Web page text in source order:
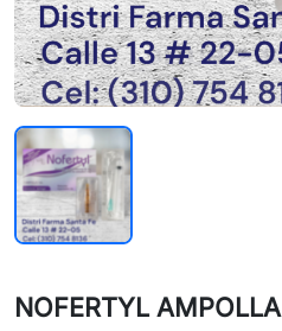
NOFERTYL AMPOLLA